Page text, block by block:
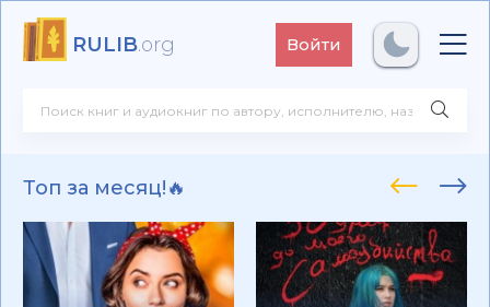
RULIB.org Войти
Топ за месяц!🔥